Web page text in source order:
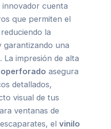
cuenta
que permiten el
la
garantizando una
La impresión de alta
asegura
detallados,
visual de tus
ventanas de
el vinilo